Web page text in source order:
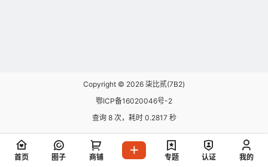
Copyright © 2026 柒比贰(7B2)
鄂ICP备16020046号-2
查询 8 次，耗时 0.2817 秒
首页 圈子 商铺 专题 认证 我的